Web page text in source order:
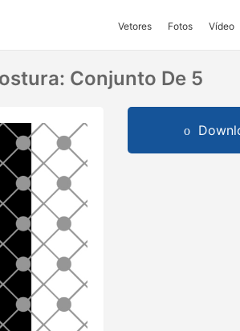
Vetores Fotos Vídeo
Conjunto De 5